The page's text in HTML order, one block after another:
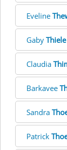
Eveline
Gaby Thiele
Claudia
Barkavee
Sandra
Patrick